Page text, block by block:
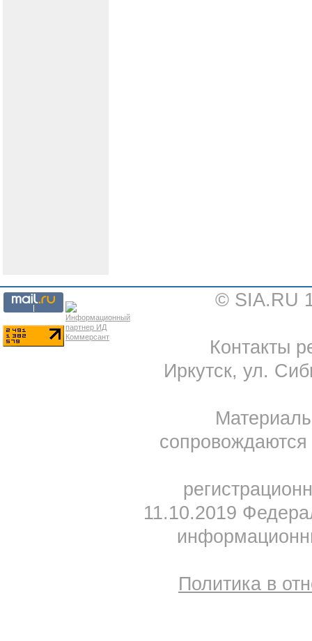
© SIA.RU
Контакты
Иркутск, ул.
11.10.2019
Политика в